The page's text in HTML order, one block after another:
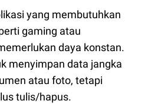
yang membutuhkan
gaming atau
daya konstan.
menyimpan data jangka
atau foto, tetapi
tulis/hapus.